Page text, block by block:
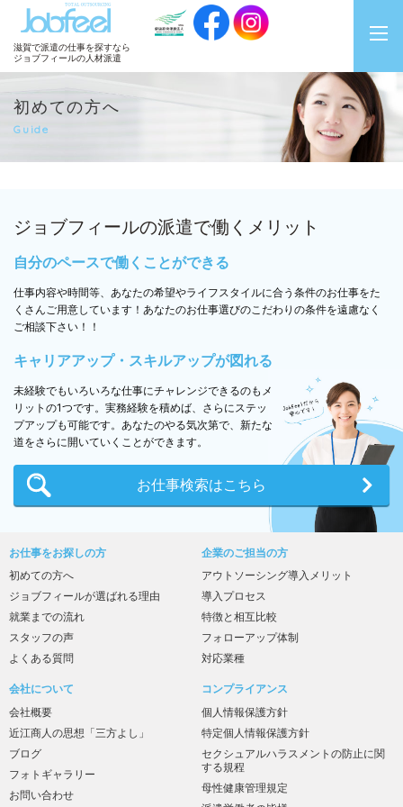
JobFeel
滋賀で派遣の仕事を探すなら
ジョブフィールの人材派遣
初めての方へ
Guide
ジョブフィールの派遣で働くメリット
自分のペースで働くことができる
仕事内容や時間等、あなたの希望やライフスタイルに合う条件のお仕事をた
くさんご用意しています！あなたのお仕事選びのこだわりの条件を遠慮なく
ご相談下さい！！
キャリアアップ・スキルアップが図れる
未経験でもいろいろな仕事にチャレンジできるのもメ
リットの1つです。実務経験を積めば、さらにステッ
プアップも可能です。あなたのやる気次第で、新たな
道をさらに開いていくことができます。
お仕事検索はこちら
お仕事をお探しの方
初めての方へ
ジョブフィールが選ばれる理由
就業までの流れ
スタッフの声
よくある質問
企業のご担当の方
アウトソーシング導入メリット
導入プロセス
特徴と相互比較
フォローアップ体制
対応業種
会社について
会社概要
近江商人の思想 「三方よし」
ブログ
フォトギャラリー
お問い合わせ
コンプライアンス
個人情報保護方針
特定個人情報保護方針
セクシュアルハラスメント の防止に関
する規程
母性健康管理規定